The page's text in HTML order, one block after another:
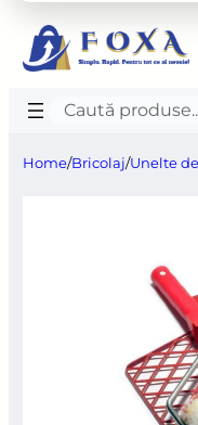
Caută
Home/Bricolaj/Unelte